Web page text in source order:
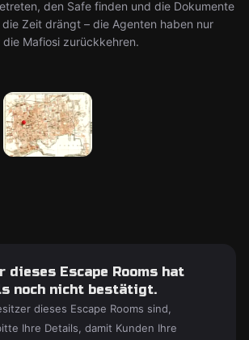
den Safe finden und die Dokumente
Zeit drängt – die Agenten haben nur
Mafiosi zurückkehren.
dieses Escape Rooms hat
noch nicht bestätigt.
dieses Escape Rooms sind,
Ihre Details, damit Kunden Ihre